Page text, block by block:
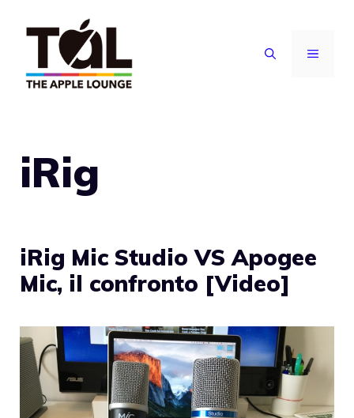
contenuto
MENU
iRig
iRig Mic Studio VS Apogee
Mic, il confronto [Video]